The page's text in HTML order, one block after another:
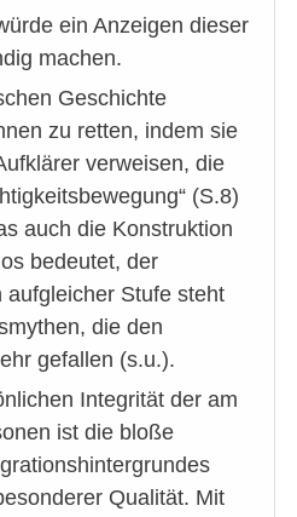
ein Anzeigen dieser
machen.
Geschichte
zu retten, indem sie
verweisen, die
(S.8)
auch die Konstruktion
bedeutet, der
Stufe steht
die den
gefallen (s.u.).
Integrität der am
ist die bloße
Qualität. Mit